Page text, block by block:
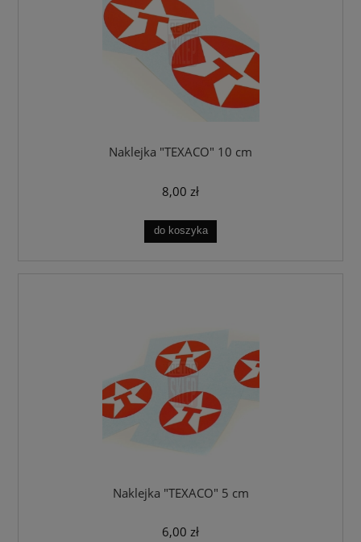
Naklejka "TEXACO" 10 cm
8,00 zł
do koszyka
Naklejka "TEXACO" 5 cm
6,00 zł